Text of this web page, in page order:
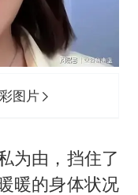
图片
为由，挡住了
暖的身体状况